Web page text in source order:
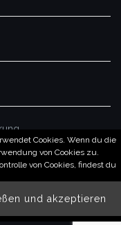
Cookies. Wenn du die
von Cookies zu.
von Cookies, findest du